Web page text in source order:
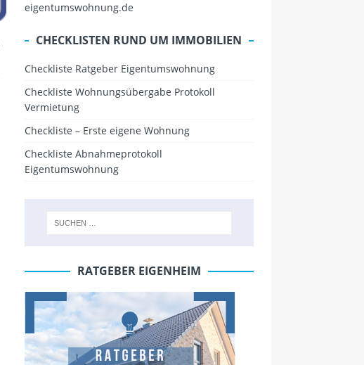
eigentumswohnung.de
CHECKLISTEN RUND UM IMMOBILIEN
Checkliste Ratgeber Eigentumswohnung
Checkliste Wohnungsübergabe Protokoll
Vermietung
Checkliste – Erste eigene Wohnung
Checkliste Abnahmeprotokoll
Eigentumswohnung
RATGEBER EIGENHEIM